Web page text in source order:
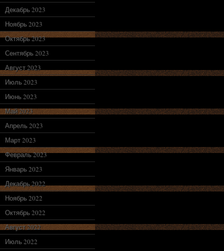
Декабрь 2023
Ноябрь 2023
Октябрь 2023
Сентябрь 2023
Август 2023
Июль 2023
Июнь 2023
Май 2023
Апрель 2023
Март 2023
Февраль 2023
Январь 2023
Декабрь 2022
Ноябрь 2022
Октябрь 2022
Август 2022
Июль 2022